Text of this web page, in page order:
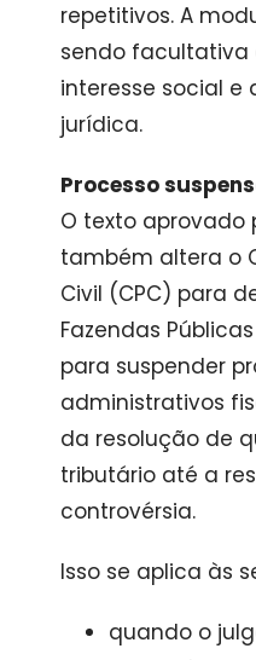
repetitivos. A
sendo facultativa
interesse social e
jurídica.
Processo
O texto aprovado
também altera o
Civil (CPC) para
Fazendas
para suspender
administrativos
da resolução de
tributário até a
controvérsia.
Isso se aplica às
quando o